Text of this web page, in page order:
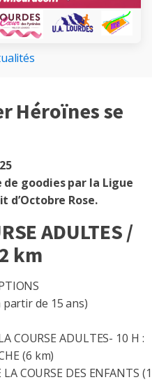
Héroïnes se
goodies par la Ligue
d’Octobre Rose.
ADULTES /
km
de 15 ans)
COURSE ADULTES- 10 H :
(6 km)
COURSE DES ENFANTS (1